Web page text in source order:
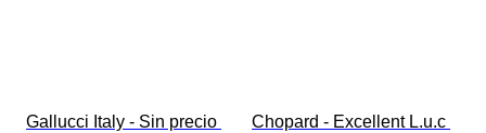
Gallucci Italy - Sin precio
Chopard - Excellent L.u.c